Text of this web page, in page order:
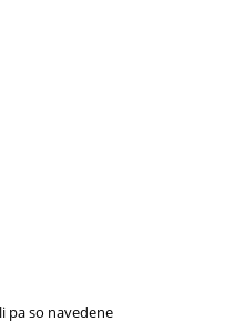
pa so navedene